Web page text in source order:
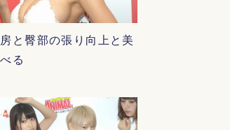
と臀部の張り向上と美
る